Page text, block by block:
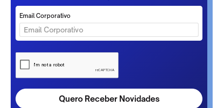
Email Corporativo